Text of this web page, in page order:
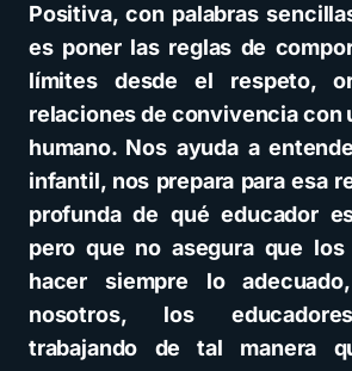
Positiva, con palabras
es poner las reglas de
límites desde el respeto,
relaciones de convivencia con
humano. Nos ayuda a
infantil, nos prepara para esa
profunda de qué educador
pero que no asegura que
hacer siempre lo
nosotros, los
trabajando de tal manera